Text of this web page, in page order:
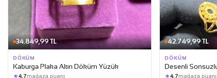
34.849,99 TL
DÖKÜM
Kaburga Plaka Altın Döküm Yüzük
★4.7mağaza puanı
42.749,99 TL
DÖKÜM
Desenli
★4.7mağaza puanı